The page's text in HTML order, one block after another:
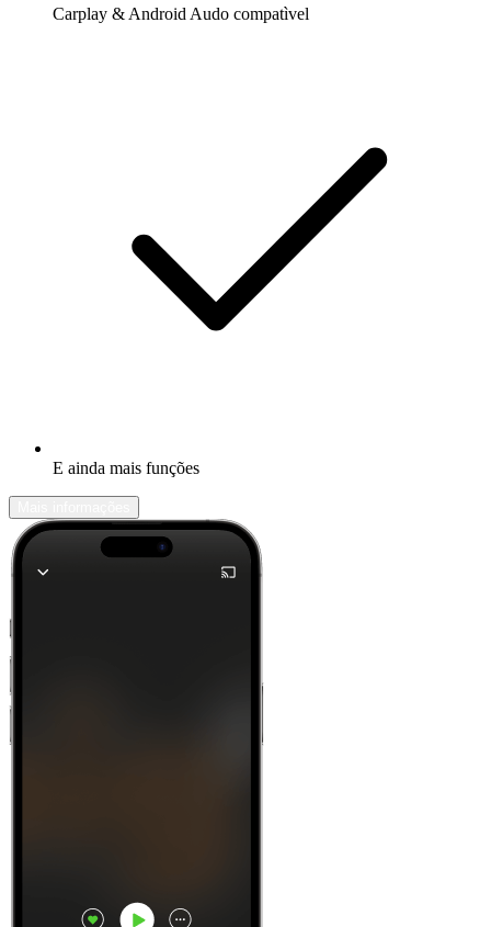
Carplay & Android Audo compatìvel
E ainda mais funções